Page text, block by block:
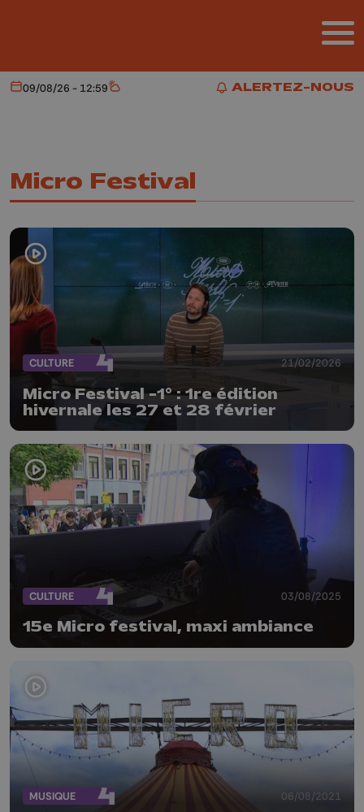
ALERTEZ-NOUS
ALERTEZ-NOUS
Aujourd'hui
09/08/26 - 12:59 Météo
Micro Festival
CULTURE 21/02/2026
Micro Festival -1° : 1re édition
hivernale les 27 et 28 février
CULTURE 03/08/2025
15e Micro festival, maxi ambiance
MUSIQUE 06/08/2021